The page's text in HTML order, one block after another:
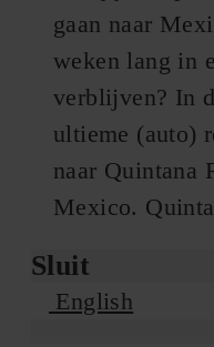
gaan naar
weken lang in
verblijven? In
ultieme (auto)
naar Quintana
Mexico.
Sluit
English